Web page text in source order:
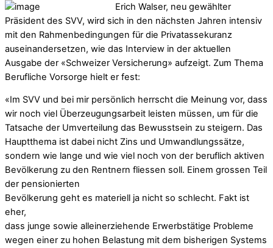
Erich Walser, neu gewählter
Präsident des SVV, wird sich in den nächsten Jahren intensiv
mit den Rahmenbedingungen für die Privatassekuranz
auseinandersetzen, wie das Interview in der aktuellen
Ausgabe der «Schweizer Versicherung» aufzeigt. Zum Thema
Berufliche Vorsorge hielt er fest:
«Im SVV und bei mir persönlich herrscht die Meinung vor, dass
wir noch viel Überzeugungsarbeit leisten müssen, um für die
Tatsache der Umverteilung das Bewusstsein zu steigern. Das
Hauptthema ist dabei nicht Zins und Umwandlungssätze,
sondern wie lange und wie viel noch von der beruflich aktiven
Bevölkerung zu den Rentnern fliessen soll. Einem grossen Teil
der pensionierten
Bevölkerung geht es materiell ja nicht so schlecht. Fakt ist
eher,
dass junge sowie alleinerziehende Erwerbstätige Probleme
wegen einer zu hohen Belastung mit dem bisherigen Systems